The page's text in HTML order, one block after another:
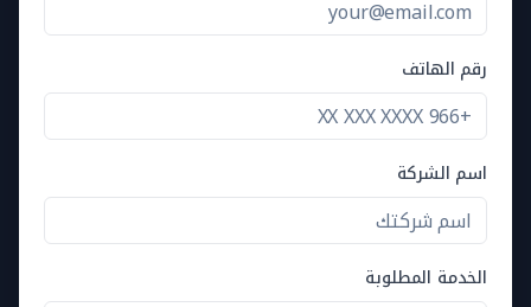
رقم الهاتف
اسم الشركة
الخدمة المطلوبة